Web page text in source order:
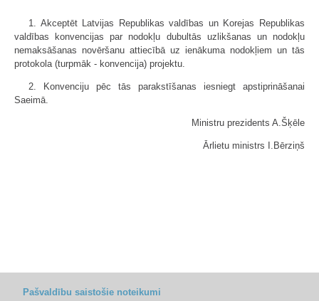
1. Akceptēt Latvijas Republikas valdības un Korejas Republikas
valdības konvencijas par nodokļu dubultās uzlikšanas un nodokļu
nemaksāšanas novēršanu attiecībā uz ienākuma nodokļiem un tās
protokola (turpmāk - konvencija) projektu.
2. Konvenciju pēc tās parakstīšanas iesniegt apstiprināšanai
Saeimā.
Ministru prezidents A.Šķēle
Ārlietu ministrs I.Bērziņš
Pašvaldību saistošie noteikumi